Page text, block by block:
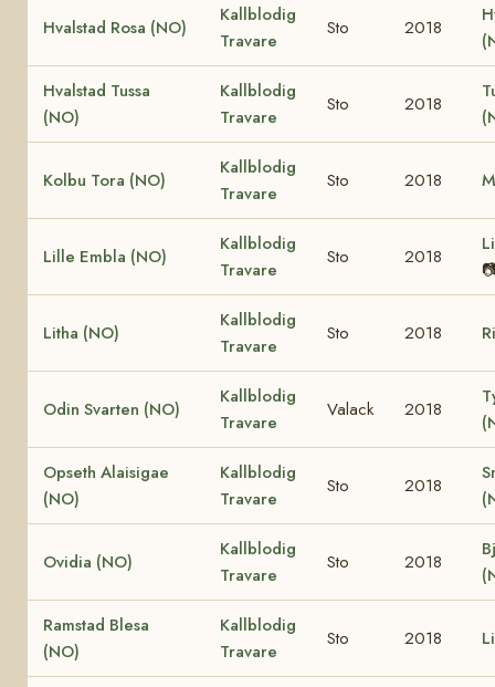
Hvalstad Rosa (NO)
Kallblodig
Travare
Sto 2018
Hvalstad Tussa
(NO)
Kallblodig
Travare
Sto 2018
Kolbu Tora (NO)
Kallblodig
Travare
Sto 2018
Lille Embla (NO)
Kallblodig
Travare
Sto 2018
Litha (NO)
Kallblodig
Travare
Sto 2018
Odin Svarten (NO)
Kallblodig
Travare
Valack 2018
Opseth Alaisigae
(NO)
Kallblodig
Travare
Sto 2018
Ovidia (NO)
Kallblodig
Travare
Sto 2018
Ramstad Blesa
(NO)
Kallblodig
Travare
Sto 2018